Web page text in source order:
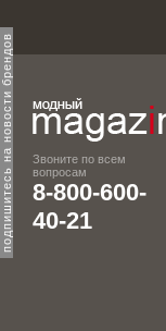
подпишитесь на новости брендов
Звоните по всем
вопросам
8-800-600-
40-21